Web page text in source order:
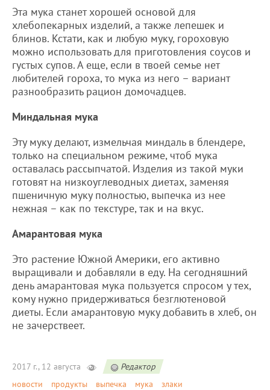
Эта мука станет хорошей основой для
хлебопекарных изделий, а также лепешек и
блинов. Кстати, как и любую муку, гороховую
можно использовать для приготовления соусов и
густых супов. А еще, если в твоей семье нет
любителей гороха, то мука из него – вариант
разнообразить рацион домочадцев.
Миндальная мука
Эту муку делают, измельчая миндаль в блендере,
только на специальном режиме, чтоб мука
оставалась рассыпчатой. Изделия из такой муки
готовят на низкоуглеводных диетах, заменяя
пшеничную муку полностью, выпечка из нее
нежная – как по текстуре, так и на вкус.
Амарантовая мука
Это растение Южной Америки, его активно
выращивали и добавляли в еду. На сегодняшний
день амарантовая мука пользуется спросом у тех,
кому нужно придерживаться безглютеновой
диеты. Если амарантовую муку добавить в хлеб, он
не зачерствеет.
2017 г., 12 августа
Редактор
новости
продукты выпечка мука злаки